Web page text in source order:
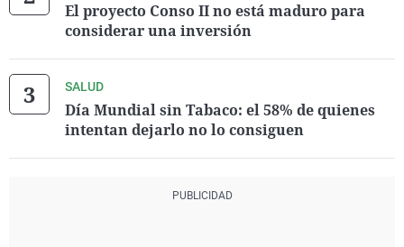
El proyecto Conso II no está maduro para
considerar una inversión
SALUD
Día Mundial sin Tabaco: el 58% de quienes
intentan dejarlo no lo consiguen